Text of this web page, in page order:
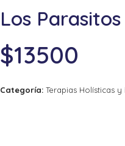
Los
$13500
Categoría: Terapias Holísticas